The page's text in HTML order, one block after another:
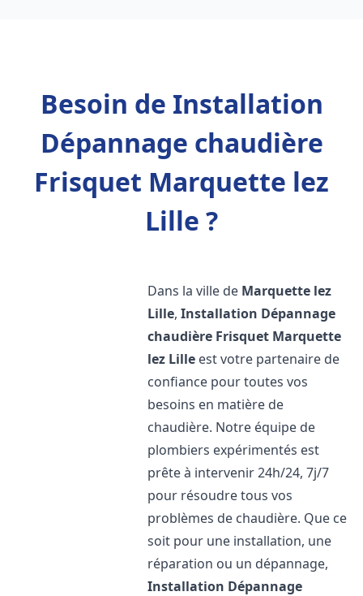
Besoin de Installation
Dépannage chaudière
Frisquet Marquette lez
Lille ?
Dans la ville de Marquette lez
Lille,Installation Dépannage
chaudière Frisquet Marquette
lez Lille est votre partenaire de
confiance pour toutes vos
besoins en matière de
chaudière. Notre équipe de
plombiers expérimentés est
prête à intervenir 24h/24, 7j/7
pour résoudre tous vos
problèmes de chaudière. Que ce
soit pour une installation, une
réparation ou un dépannage,
Installation Dépannage